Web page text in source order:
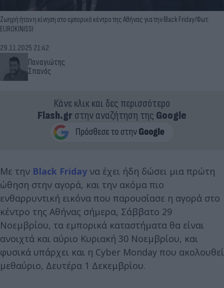
Ζωηρή ήταν η κίνηση στο εμπορικό κέντρο της Αθήνας για την Black Friday/Φωτ.
EUROKINISSI
Παναγιώτης
Σπανός
29.11.2025 21:42
Κάνε κλικ και δες περισσότερο
Flash.grστην αναζήτηση της Google
Με την Black Friday να έχει ήδη δώσει μια πρώτη
ώθηση στην αγορά, και την ακόμα πιο
ενθαρρυντική εικόνα που παρουσίασε η αγορά στο
κέντρο της Αθήνας σήμερα, Σάββατο 29
Νοεμβρίου, τα εμπορικά καταστήματα θα είναι
ανοιχτά και αύριο Κυριακή 30 Νοεμβρίου, και
φυσικά υπάρχει και η Cyber Monday που ακολουθεί
μεθαύριο, Δευτέρα 1 Δεκεμβρίου.